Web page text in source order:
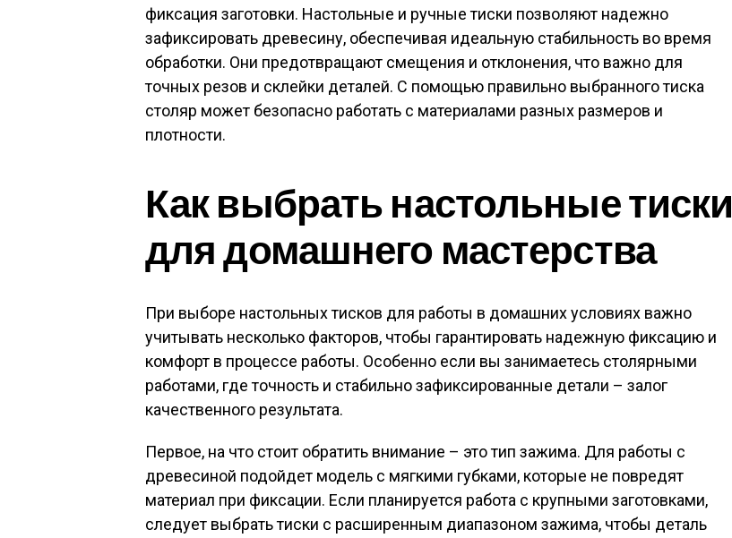
фиксация заготовки. Настольные и ручные тиски позволяют надежно
зафиксировать древесину, обеспечивая идеальную стабильность во время
обработки. Они предотвращают смещения и отклонения, что важно для
точных резов и склейки деталей. С помощью правильно выбранного тиска
столяр может безопасно работать с материалами разных размеров и
плотности.
Как выбрать настольные тиски
для домашнего мастерства
При выборе настольных тисков для работы в домашних условиях важно
учитывать несколько факторов, чтобы гарантировать надежную фиксацию и
комфорт в процессе работы. Особенно если вы занимаетесь столярными
работами, где точность и стабильно зафиксированные детали – залог
качественного результата.
Первое, на что стоит обратить внимание – это тип зажима. Для работы с
древесиной подойдет модель с мягкими губками, которые не повредят
материал при фиксации. Если планируется работа с крупными заготовками,
следует выбрать тиски с расширенным диапазоном зажима, чтобы деталь